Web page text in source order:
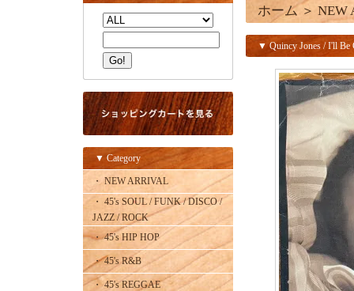
▼ Category
・ NEW ARRIVAL
・ 45's SOUL / FUNK / DISCO /
JAZZ / ROCK
・ 45's HIP HOP
・ 45's R&B
・ 45's REGGAE
ホーム ＞ NEW
▼ Quincy Jones / I'll Be